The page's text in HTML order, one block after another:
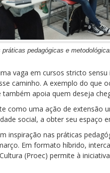
pedagógicas e
vaga em cursos stricto
caminho. A exemplo do que
também apoia quem deseja
como uma ação de extensão
social, a obter seu espaço
inspiração nas práticas
Em formato híbrido,
(Proec) permite à